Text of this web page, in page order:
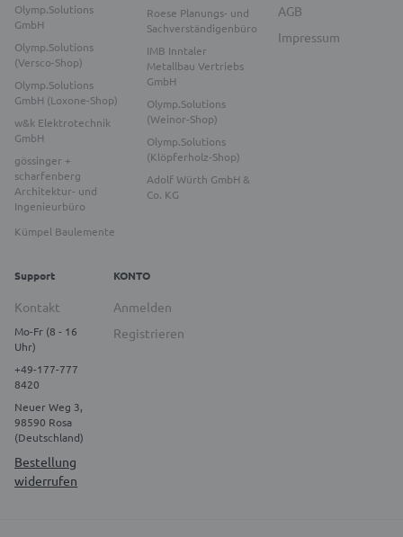
Olymp.Solutions
GmbH
Olymp.Solutions
(Versco-Shop)
Olymp.Solutions
GmbH (Loxone-Shop)
w&k Elektrotechnik
GmbH
gössinger +
scharfenberg
Architektur- und
Ingenieurbüro
Kümpel Baulemente
Roese Planungs- und
Sachverständigenbüro
IMB Inntaler
Metallbau Vertriebs
GmbH
Olymp.Solutions
(Weinor-Shop)
Olymp.Solutions
(Klöpferholz-Shop)
Adolf Würth GmbH &
Co. KG
AGB
Impressum
Support
Kontakt
Mo-Fr (8 - 16
Uhr)
+49-177-777
8420
Neuer Weg 3,
98590 Rosa
(Deutschland)
Bestellung
widerrufen
KONTO
Anmelden
Registrieren